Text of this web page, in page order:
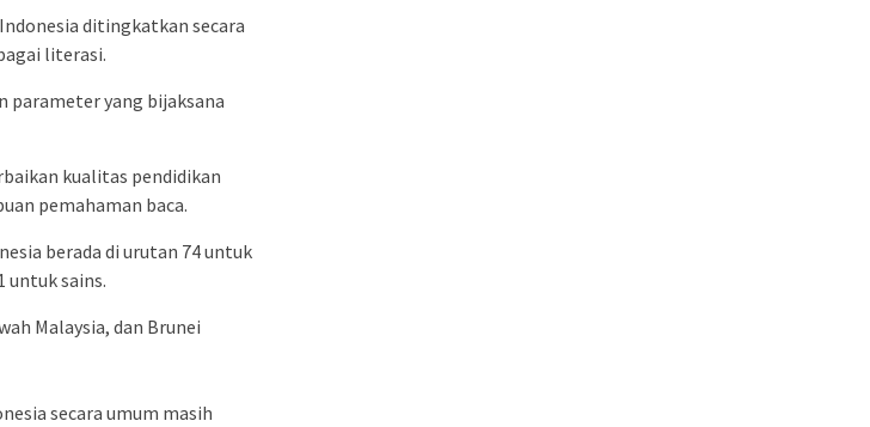
ditingkatkan secara
literasi.
parameter yang bijaksana
kualitas pendidikan
pemahaman baca.
berada di urutan 74 untuk
untuk sains.
Malaysia, dan Brunei
secara umum masih